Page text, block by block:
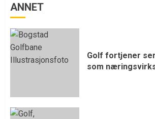
ANNET
Golf fortjener
som